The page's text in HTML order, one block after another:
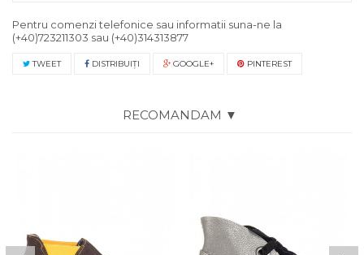
Pentru comenzi telefonice sau informatii suna-ne la
(+40)723211303 sau (+40)314313877
TWEET DISTRIBUIŢI GOOGLE+ PINTEREST
RECOMANDAM ▼